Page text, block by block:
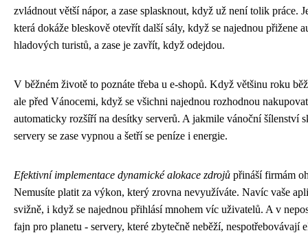
zvládnout větší nápor, a zase splasknout, když už není tolik práce.
která dokáže bleskově otevřít další sály, když se najednou přižene
hladových turistů, a zase je zavřít, když odejdou.
V běžném životě to poznáte třeba u e-shopů. Když většinu roku
ale před Vánocemi, když se všichni najednou rozhodnou
automaticky rozšíří na desítky serverů. A jakmile vánoční šílenství
servery se zase vypnou a šetří se peníze i energie.
Efektivní implementace dynamické alokace zdrojů přináší firmám
Nemusíte platit za výkon, který zrovna nevyužíváte. Navíc vaše
svižně, i když se najednou přihlásí mnohem víc uživatelů. A v
fajn pro planetu - servery, které zbytečně neběží, nespotřebovávají